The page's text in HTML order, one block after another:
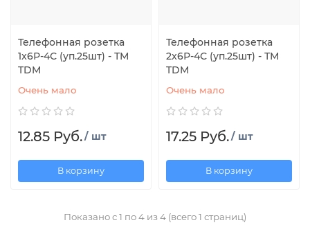
Телефонная розетка
1x6Р-4С (уп.25шт) - ТМ
TDM
Очень мало
12.85 Руб./ шт
В корзину
Телефонная розетка
2x6Р-4С (уп.25шт) - ТМ
TDM
Очень мало
17.25 Руб./ шт
В корзину
Показано с 1 по 4 из 4 (всего 1 страниц)